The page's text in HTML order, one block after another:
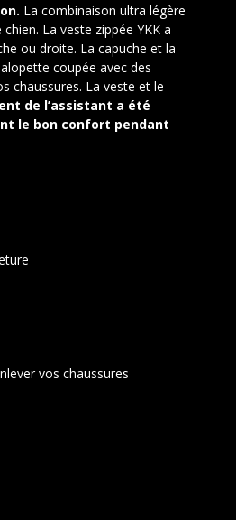
La combinaison ultra légère
La veste zippée YKK a
ou droite. La capuche et la
coupée avec des
chaussures. La veste et le
de l’assistant a été
le bon confort pendant
vos chaussures